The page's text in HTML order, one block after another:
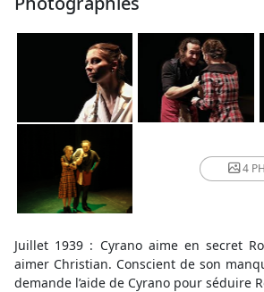
4
Juillet 1939 : Cyrano aime en secret
aimer Christian. Conscient de son
demande l’aide de Cyrano pour séduire